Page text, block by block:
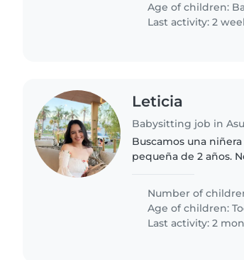
Age of children:
Last activity: 2
Leticia
Babysitting job in
Buscamos una
pequeña de 2 años.
Number of
Age of children:
Last activity: 2